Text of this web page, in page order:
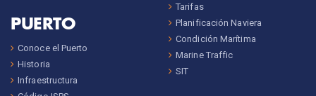
PUERTO
Conoce el Puerto
Historia
Infraestructura
Tarifas
Planificación Naviera
Condición Marítima
Marine Traffic
SIT